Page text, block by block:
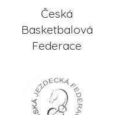
Česká
Basketbalová
Federace